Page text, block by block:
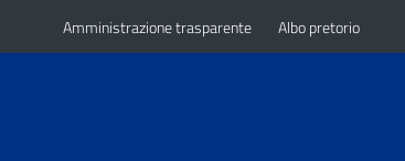
Amministrazione trasparente Albo pretorio